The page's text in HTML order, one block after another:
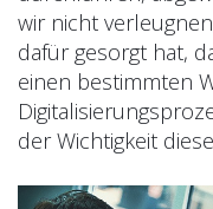
wir nicht
dafür gesorgt hat,
einen bestimmten
der Wichtigkeit